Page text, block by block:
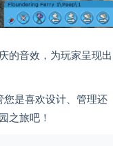
的音效，为玩家呈现出
您是喜欢设计、管理还
之旅吧！